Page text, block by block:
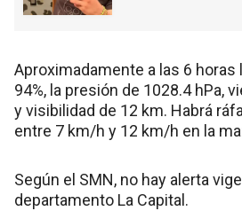
Aproximadamente a las 6 horas
94%, la presión de 1028.4 hPa,
y visibilidad de 12 km. Habrá
entre 7 km/h y 12 km/h en la
Según el SMN, no hay alerta
departamento La Capital.